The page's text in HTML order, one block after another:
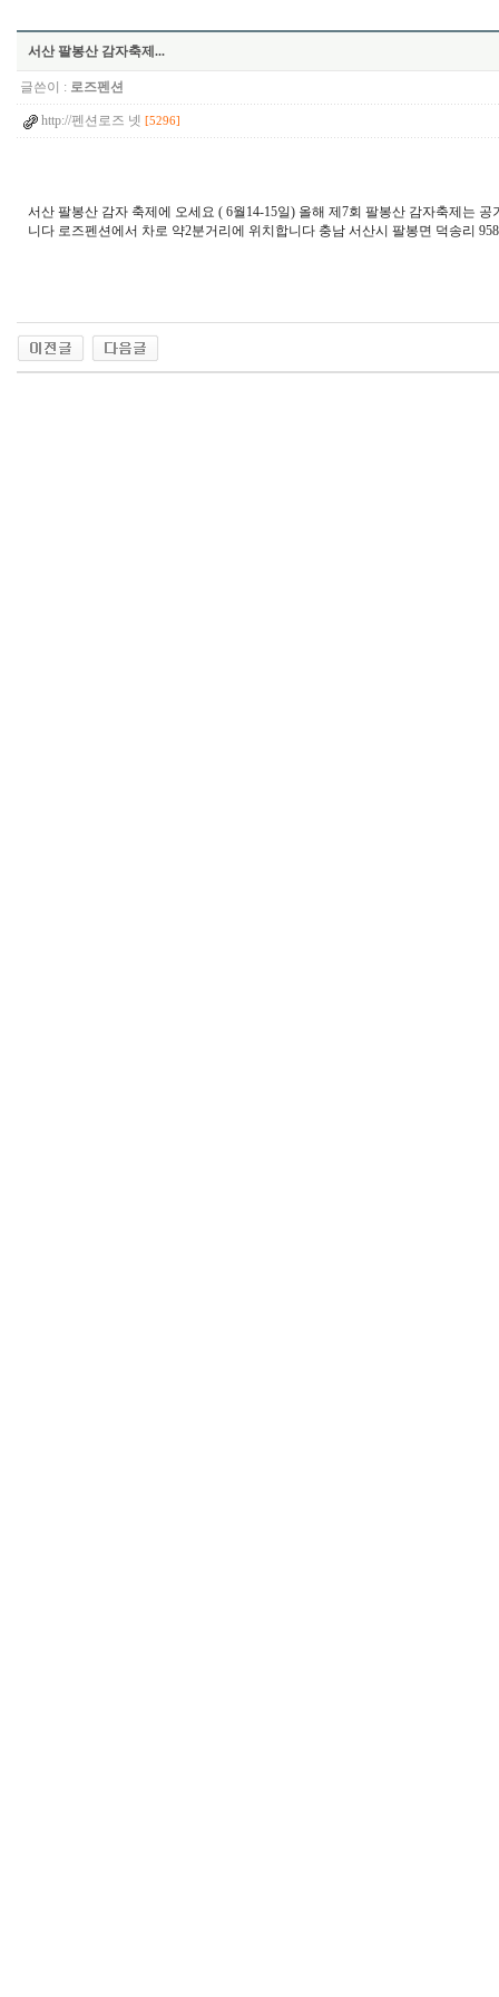
서산 팔봉산 감자축제...
글쓴이 : 로즈펜션
http://펜션로즈 넷 [5296]
서산 팔봉산 감자 축제에 오세요 ( 6월14-15일) 올해 제7회 팔봉산 감자축제는
니다 로즈펜션에서 차로 약2분거리에 위치합니다 충남 서산시 팔봉면 덕송리